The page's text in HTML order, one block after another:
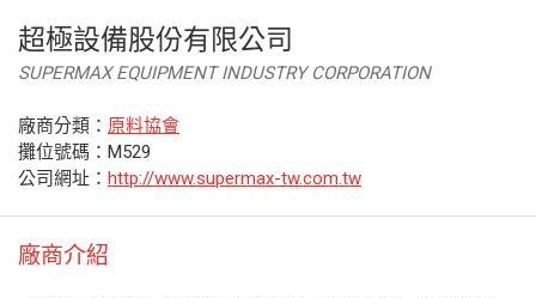
超極設備股份有限公司
SUPERMAX EQUIPMENT INDUSTRY CORPORATION
廠商分類： 原料協會
攤位號碼：M529
公司網址： http://www.supermax-tw.com.tw
廠商介紹